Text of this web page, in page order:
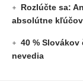
Rozlúčte sa:
absolútne
40 %
nevedia